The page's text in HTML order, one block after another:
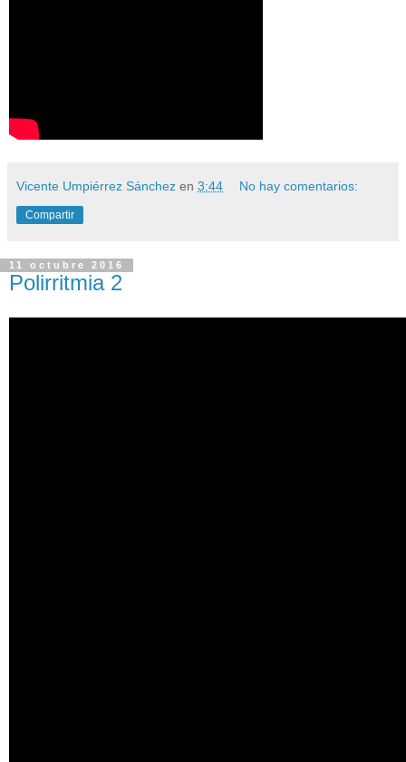
Vicente Umpiérrez Sánchez en 3:44 No hay comentarios:
Compartir
11 octubre 2016
Polirritmia 2